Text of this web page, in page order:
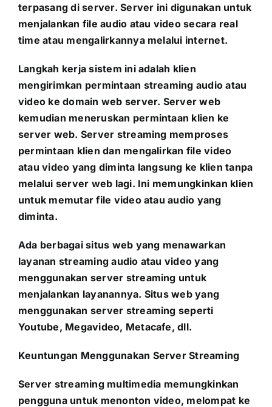
terpasang di server. Server ini digunakan untuk
menjalankan file audio atau video secara real
time atau mengalirkannya melalui internet.
Langkah kerja sistem ini adalah klien
mengirimkan permintaan streaming audio atau
video ke domain web server. Server web
kemudian meneruskan permintaan klien ke
server web. Server streaming memproses
permintaan klien dan mengalirkan file video
atau video yang diminta langsung ke klien tanpa
melalui server web lagi. Ini memungkinkan klien
untuk memutar file video atau audio yang
diminta.
Ada berbagai situs web yang menawarkan
layanan streaming audio atau video yang
menggunakan server streaming untuk
menjalankan layanannya. Situs web yang
menggunakan server streaming seperti
Youtube, Megavideo, Metacafe, dll.
Keuntungan Menggunakan Server Streaming
Server streaming multimedia memungkinkan
pengguna untuk menonton video, melompat ke